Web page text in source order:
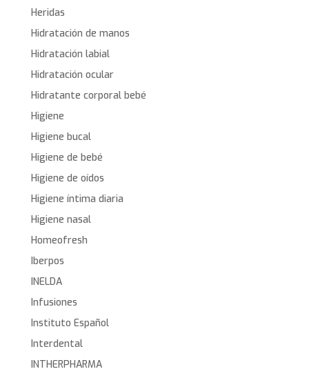
Heridas
Hidratación de manos
Hidratación labial
Hidratación ocular
Hidratante corporal bebé
Higiene
Higiene bucal
Higiene de bebé
Higiene de oídos
Higiene íntima diaria
Higiene nasal
Homeofresh
Iberpos
INELDA
Infusiones
Instituto Español
Interdental
INTHERPHARMA